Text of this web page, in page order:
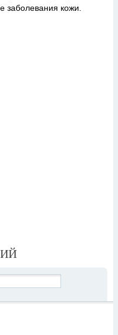
заболевания кожи.